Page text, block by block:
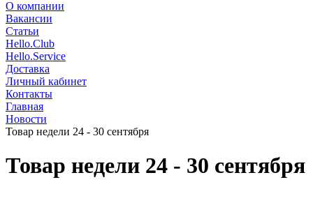
О компании
Вакансии
Статьи
Hello.Club
Hello.Service
Доставка
Личный кабинет
Контакты
Главная
Новости
Товар недели 24 - 30 сентября
Товар недели 24 - 30 сентября